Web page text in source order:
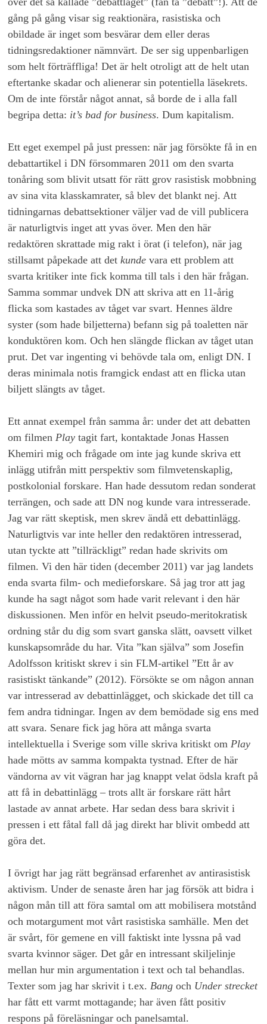
gång på gång visar sig reaktionära, rasistiska och
obildade är inget som besvärar dem eller deras
tidningsredaktioner nämnvärt. De ser sig uppenbarligen
som helt förträffliga! Det är helt otroligt att de helt utan
eftertanke skadar och alienerar sin potentiella läsekrets.
Om de inte förstår något annat, så borde de i alla fall
begripa detta: it’s bad for business. Dum kapitalism.
Ett eget exempel på just pressen: när jag försökte få in en
debattartikel i DN försommaren 2011 om den svarta
tonåring som blivit utsatt för rätt grov rasistisk mobbning
av sina vita klasskamrater, så blev det blankt nej. Att
tidningarnas debattsektioner väljer vad de vill publicera
är naturligtvis inget att yvas över. Men den här
redaktören skrattade mig rakt i örat (i telefon), när jag
stillsamt påpekade att detkunde vara ett problem att
svarta kritiker inte fick komma till tals i den här frågan.
Samma sommar undvek DN att skriva att en 11-årig
flicka som kastades av tåget var svart. Hennes äldre
syster (som hade biljetterna) befann sig på toaletten när
konduktören kom. Och hen slängde flickan av tåget utan
prut. Det var ingenting vi behövde tala om, enligt DN. I
deras minimala notis framgick endast att en flicka utan
biljett slängts av tåget.
Ett annat exempel från samma år: under det att debatten
om filmenPlay tagit fart, kontaktade Jonas Hassen
Khemiri mig och frågade om inte jag kunde skriva ett
inlägg utifrån mitt perspektiv som filmvetenskaplig,
postkolonial forskare. Han hade dessutom redan sonderat
terrängen, och sade att DN nog kunde vara intresserade.
Jag var rätt skeptisk, men skrev ändå ett debattinlägg.
Naturligtvis var inte heller den redaktören intresserad,
utan tyckte att ”tillräckligt” redan hade skrivits om
filmen. Vi den här tiden (december 2011) var jag landets
enda svarta film- och medieforskare. Så jag tror att jag
kunde ha sagt något som hade varit relevant i den här
diskussionen. Men inför en helvit pseudo-meritokratisk
ordning står du dig som svart ganska slätt, oavsett vilket
kunskapsområde du har. Vita ”kan själva” som Josefin
Adolfsson kritiskt skrev i sin FLM-artikel ”Ett år av
rasistiskt tänkande” (2012). Försökte se om någon annan
var intresserad av debattinlägget, och skickade det till ca
fem andra tidningar. Ingen av dem bemödade sig ens med
att svara. Senare fick jag höra att många svarta
intellektuella i Sverige som ville skriva kritiskt omPlay
hade mötts av samma kompakta tystnad. Efter de här
vändorna av vit vägran har jag knappt velat ödsla kraft på
att få in debattinlägg – trots allt är forskare rätt hårt
lastade av annat arbete. Har sedan dess bara skrivit i
pressen i ett fåtal fall då jag direkt har blivit ombedd att
göra det.
I övrigt har jag rätt begränsad erfarenhet av antirasistisk
aktivism. Under de senaste åren har jag försök att bidra i
någon mån till att föra samtal om att mobilisera motstånd
och motargument mot vårt rasistiska samhälle. Men det
är svårt, för gemene en vill faktiskt inte lyssna på vad
svarta kvinnor säger. Det går en intressant skiljelinje
mellan hur min argumentation i text och tal behandlas.
Texter som jag har skrivit i t.ex.Bang och Under strecket
har fått ett varmt mottagande; har även fått positiv
respons på föreläsningar och panelsamtal.